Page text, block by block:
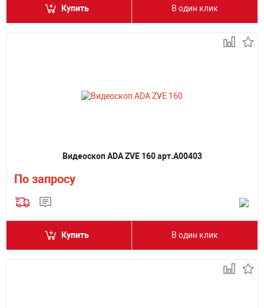
Купить В один клик
Видеоскоп ADA ZVE 160 арт.А00403
По запросу
Купить В один клик